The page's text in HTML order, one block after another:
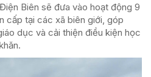
Biên sẽ đưa vào hoạt động 9
cấp tại các xã biên giới, góp
dục và cải thiện điều kiện học